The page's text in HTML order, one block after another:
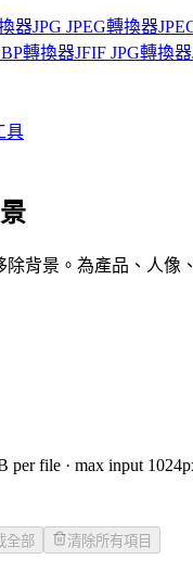
器JPG JPEG轉換器
轉換器JFIF JPG轉換器
具
除背景。為產品、人
per file · max input 1024
全部 清除所有項目